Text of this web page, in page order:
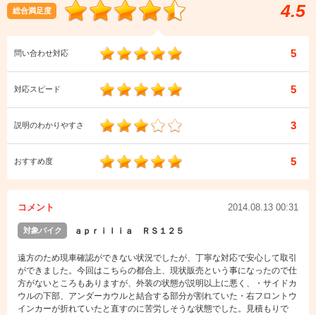
総合満足度 4.5
問い合わせ対応 5
対応スピード 5
説明のわかりやすさ 3
おすすめ度 5
コメント 2014.08.13 00:31
対象バイク ａｐｒｉｌｉａ ＲＳ１２５
遠方のため現車確認ができない状況でしたが、丁寧な対応で安心して取引
ができました。今回はこちらの都合上、現状販売という事になったので仕
方がないところもありますが、外装の状態が説明以上に悪く、・サイドカ
ウルの下部、アンダーカウルと結合する部分が割れていた・右フロントウ
インカーが折れていたと直すのに苦労しそうな状態でした。見積もりで